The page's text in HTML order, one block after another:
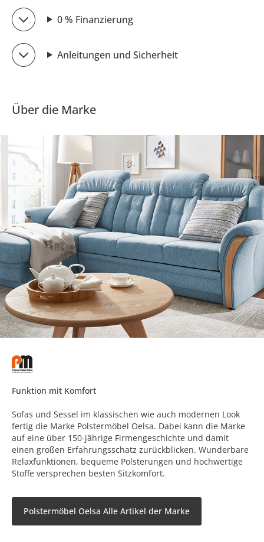
0 % Finanzierung
Anleitungen und Sicherheit
Über die Marke
Funktion mit Komfort
Sofas und Sessel im klassischen wie auch modernen Look
fertig die Marke Polstermöbel Oelsa. Dabei kann die Marke
auf eine über 150-jährige Firmengeschichte und damit
einen großen Erfahrungsschatz zurückblicken. Wunderbare
Relaxfunktionen, bequeme Polsterungen und hochwertige
Stoffe versprechen besten Sitzkomfort.
Polstermöbel Oelsa Alle Artikel der Marke